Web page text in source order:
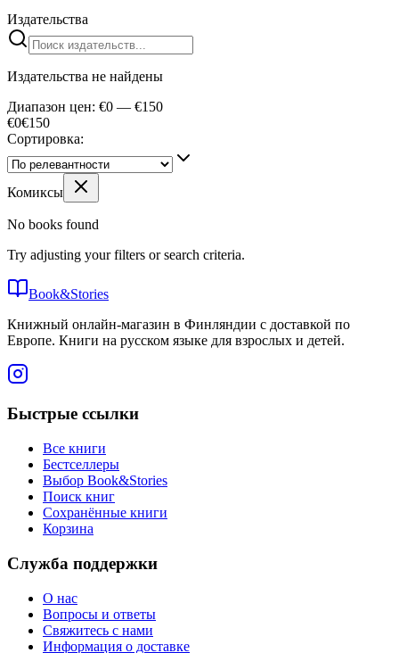
Издательства
Издательства не найдены
Диапазон цен: €0 — €150
€0€150
Сортировка:
Комиксы
No books found
Try adjusting your filters or search criteria.
Book&Stories
Книжный онлайн-магазин в Финляндии с доставкой по
Европе. Книги на русском языке для взрослых и детей.
Быстрые ссылки
Все книги
Бестселлеры
Выбор Book&Stories
Поиск книг
Сохранённые книги
Корзина
Служба поддержки
О нас
Вопросы и ответы
Свяжитесь с нами
Информация о доставке